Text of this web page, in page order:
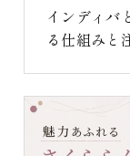
インディバ
る仕組みと